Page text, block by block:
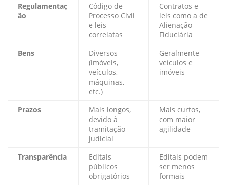
Regulamentaç
ão
Código de
Processo Civil
e leis
correlatas
Contratos e
leis como a de
Alienação
Fiduciária
Bens
Diversos
(imóveis,
veículos,
máquinas,
etc.)
Geralmente
veículos e
imóveis
Prazos
Mais longos,
devido à
tramitação
judicial
Mais curtos,
com maior
agilidade
Transparência
Editais
públicos
obrigatórios
Editais podem
ser menos
formais